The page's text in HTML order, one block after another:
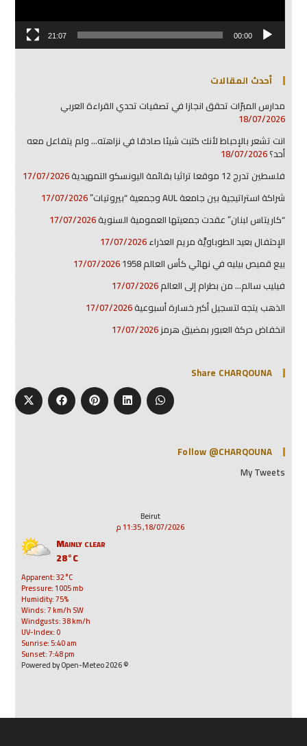
00:00
21:07
أحدث المقالات
مدارس المبرّات تحقق انجازا في تصفيات تحدي القراءة العربي
18/07/2026
انت تشعر بالإحباط لأنك كتبت شيئا صادقا في نزاهته… ولم يتفاعل معه
أحد؟18/07/2026
فلسطين تدرج 12 موقعا تراثيا بقائمة اليونسكو التمهيدية
17/07/2026
شراكة استراتيجية بين جامعة AUL وجمعية “بيروتيات”
17/07/2026
“كاريتاس لبنان” عقدت جمعيتها العمومية السنوية17/07/2026
الإحتفال بعيد الطوباويَّة مريم العذراء17/07/2026
بيع قميص بيليه في نهائي كأس العالم 1958
17/07/2026
فيليب سالم… من بطرام إلى العالم17/07/2026
الذهب يتجه لتسجيل أكبر خسارة أسبوعية17/07/2026
انخفاض حركة العبور بمضيق هرمز17/07/2026
Share CHARQOUNA
Follow @CHARQOUNA
My Tweets
Beirut
18/07/2026, 11:35 م
Mainly clear
28°C
Apparent: 32°C
Pressure: 1005 mb
Humidity: 75%
Winds: 7 km/h SW
Windgusts: 38 km/h
UV-Index: 0
Sunrise: 5:40 am
Sunset: 7:48 pm
© 2026 Powered by Open-Meteo